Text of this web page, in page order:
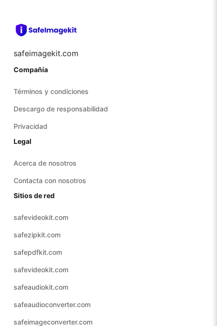
safeimagekit.com
Compañía
Términos y condiciones
Descargo de responsabilidad
Privacidad
Legal
Acerca de nosotros
Contacta con nosotros
Sitios de red
safevideokit.com
safezipkit.com
safepdfkit.com
safevideokit.com
safeaudiokit.com
safeaudioconverter.com
safeimageconverter.com